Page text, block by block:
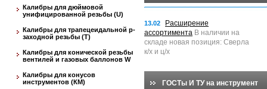
Калибры для дюймовой
унифицированной резьбы (U)
Калибры для трапецеидальной p-
заходной резьбы (T)
Калибры для конической резьбы
вентилей и газовых баллонов W
Калибры для конусов
инструментов (КМ)
13.02
Расширение
ассортимента В наличии на
складе новая позиция: Сверла
к/х и ц/х
ГОСТы И ТУ на инструмент